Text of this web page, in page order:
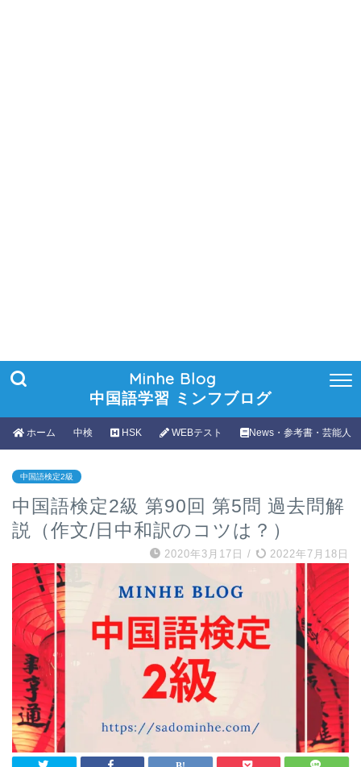
Minhe Blog
中国語学習 ミンフブログ
ホーム 中検 HSK WEBテスト News・参考書・芸能人
中国語検定2級
中国語検定2級 第90回 第5問 過去問解
説（作文/日中和訳のコツは？）
2020年3月17日 / 2022年7月18日